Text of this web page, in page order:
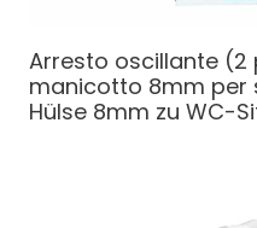
Arresto oscillante (2
manicotto 8mm per
Hülse 8mm zu WC-